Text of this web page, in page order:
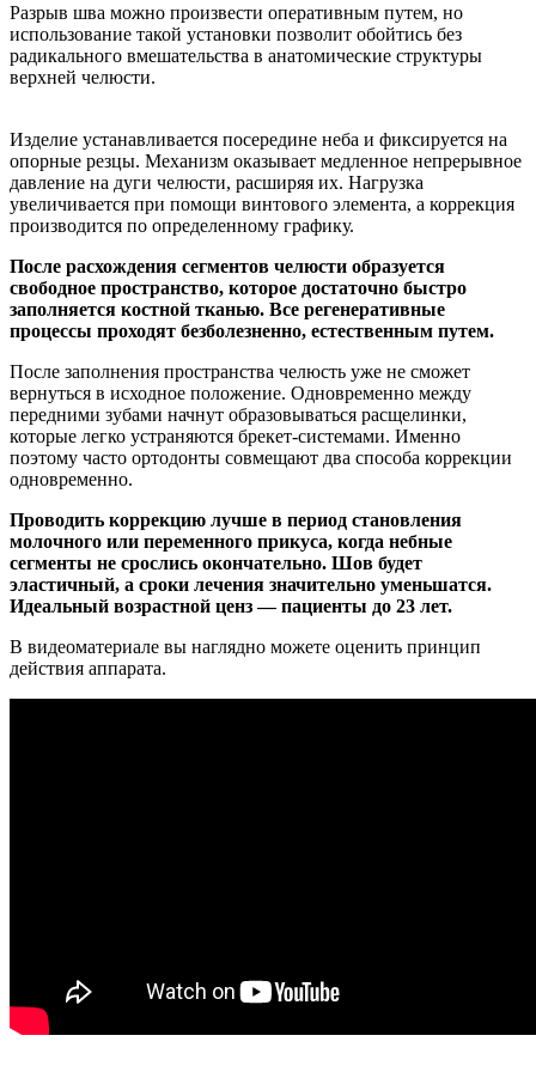
Разрыв шва можно произвести оперативным путем, но
использование такой установки позволит обойтись без
радикального вмешательства в анатомические структуры
верхней челюсти.
Изделие устанавливается посередине неба и фиксируется на
опорные резцы. Механизм оказывает медленное непрерывное
давление на дуги челюсти, расширяя их. Нагрузка
увеличивается при помощи винтового элемента, а коррекция
производится по определенному графику.
После расхождения сегментов челюсти образуется
свободное пространство, которое достаточно быстро
заполняется костной тканью. Все регенеративные
процессы проходят безболезненно, естественным путем.
После заполнения пространства челюсть уже не сможет
вернуться в исходное положение. Одновременно между
передними зубами начнут образовываться расщелинки,
которые легко устраняются брекет-системами. Именно
поэтому часто ортодонты совмещают два способа коррекции
одновременно.
Проводить коррекцию лучше в период становления
молочного или переменного прикуса, когда небные
сегменты не срослись окончательно. Шов будет
эластичный, а сроки лечения значительно уменьшатся.
Идеальный возрастной ценз— пациенты до 23 лет.
В видеоматериале вы наглядно можете оценить принцип
действия аппарата.